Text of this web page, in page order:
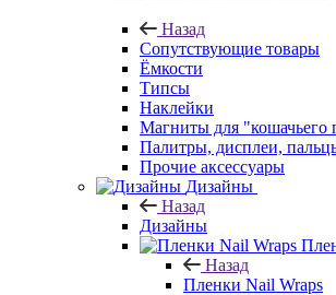
Назад
Сопутствующие товары
Ёмкости
Типсы
Наклейки
Магниты для "кошачьего
Палитры, дисплеи,
Прочие аксессуары
Дизайны
Назад
Дизайны
Назад
Пленки Nail Wraps